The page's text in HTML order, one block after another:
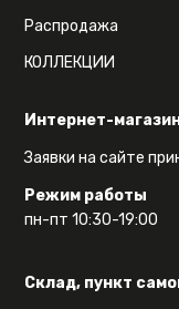
Интернет-
Заявки на сайте
Режим работы
пн-пт 10:30-19:00
Склад, пункт
Распродажа
КОЛЛЕКЦИИ